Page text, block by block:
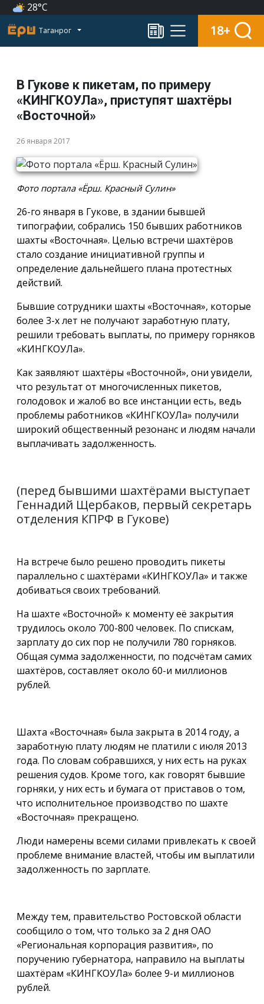
28°C
Таганрог 18+
В Гукове к пикетам, по примеру
«КИНГКОУЛа», приступят шахтёры
«Восточной»
26 января 2017
Фото портала «Ёрш. Красный Сулин»
26-го января в Гукове, в здании бывшей
типографии, собрались 150 бывших работников
шахты «Восточная». Целью встречи шахтёров
стало создание инициативной группы и
определение дальнейшего плана протестных
действий.
Бывшие сотрудники шахты «Восточная», которые
более 3-х лет не получают заработную плату,
решили требовать выплаты, по примеру горняков
«КИНГКОУЛа».
Как заявляют шахтёры «Восточной», они увидели,
что результат от многочисленных пикетов,
голодовок и жалоб во все инстанции есть, ведь
проблемы работников «КИНГКОУЛа» получили
широкий общественный резонанс и людям начали
выплачивать задолженность.
(перед бывшими шахтёрами выступает
Геннадий Щербаков, первый секретарь
отделения КПРФ в Гукове)
На встрече было решено проводить пикеты
параллельно с шахтёрами «КИНГКОУЛа» и также
добиваться своих требований.
На шахте «Восточной» к моменту её закрытия
трудилось около 700-800 человек. По спискам,
зарплату до сих пор не получили 780 горняков.
Общая сумма задолженности, по подсчётам самих
шахтёров, составляет около 60-и миллионов
рублей.
Шахта «Восточная» была закрыта в 2014 году, а
заработную плату людям не платили с июля 2013
года. По словам собравшихся, у них есть на руках
решения судов. Кроме того, как говорят бывшие
горняки, у них есть и бумага от приставов о том,
что исполнительное производство по шахте
«Восточная» прекращено.
Люди намерены всеми силами привлекать к своей
проблеме внимание властей, чтобы им выплатили
задолженность по зарплате.
Между тем, правительство Ростовской области
сообщило о том, что только за 2 дня ОАО
«Региональная корпорация развития», по
поручению губернатора, направило на выплаты
шахтёрам «КИНГКОУЛа» более 9-и миллионов
рублей.